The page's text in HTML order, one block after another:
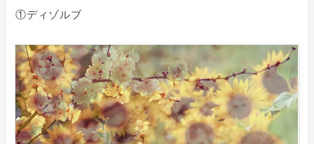
①ディゾルブ